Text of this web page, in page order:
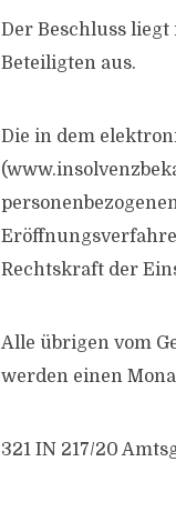
Der Beschluss
Beteiligten aus.
Die in dem
Rechtskraft der
Alle übrigen vom
werden einen
321 IN 217/20